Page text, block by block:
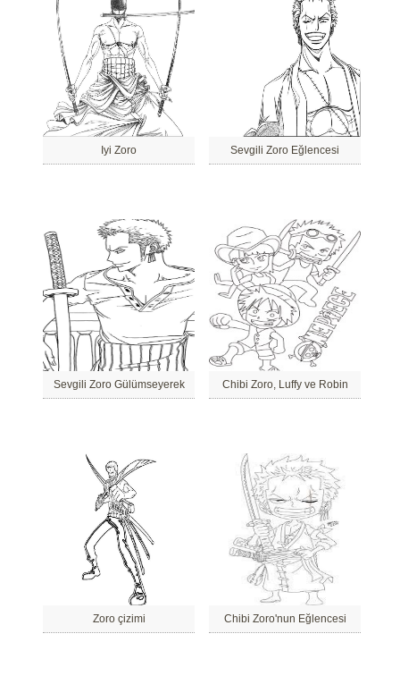
Iyi Zoro Sevgili Zoro Eğlencesi
Sevgili Zoro Gülümseyerek Chibi Zoro, Luffy ve Robin
Zoro çizimi Chibi Zoro'nun Eğlencesi